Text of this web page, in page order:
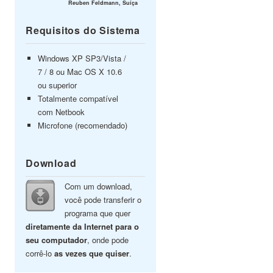
Reuben Feldmann, Suíça
Requisitos do Sistema
Windows XP SP3/Vista /
7 / 8 ou Mac OS X 10.6
ou superior
Totalmente compatível
com Netbook
Microfone (recomendado)
Download
Com um download,
você pode transferir o
programa que quer
diretamente da Internet para o
seu computador, onde pode
corrê-lo as vezes que quiser.